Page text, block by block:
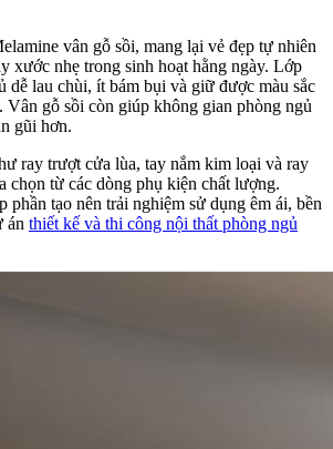
vân gỗ sồi, mang lại vẻ đẹp tự nhiên
xước nhẹ trong sinh hoạt hằng ngày. Lớp
dễ lau chùi, ít bám bụi và giữ được màu sắc
Vân gỗ sồi còn giúp không gian phòng ngủ
gũi hơn.
ray trượt cửa lùa, tay nắm kim loại và ray
chọn từ các dòng phụ kiện chất lượng.
phần tạo nên trải nghiệm sử dụng êm ái, bền
án thiết kế và thi công nội thất phòng ngủ